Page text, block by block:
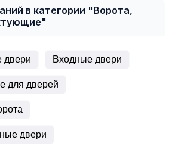
в категории "Ворота,
двери Входные двери
для дверей
двери